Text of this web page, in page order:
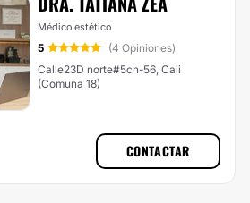
Médico estético
5
(4 Opiniones)
Calle23D norte#5cn-56, Cali
(Comuna 18)
CONTACTAR